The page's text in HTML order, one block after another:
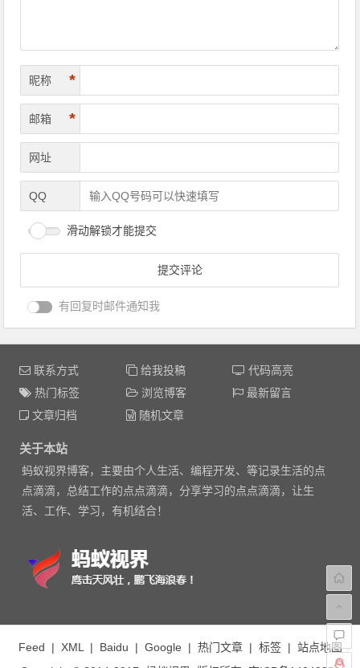
昵称 *
邮箱 *
网址
QQ
滑动解锁才能提交
有回复时邮件通知我
联系方式 给我投稿
代码高亮
热门标签
浏览博客
最新留言
文章归档
随机文章
关于本站
蚂蚁视界博客，主要由个人生活、编程开发、等记录生活的点
点滴滴，总结工作的点点滴滴，分享学习的点点滴滴，让生
活、工作、学习，有机结合！
Feed | XML | Baidu | Google | 热门文章| 标签| 站点地图